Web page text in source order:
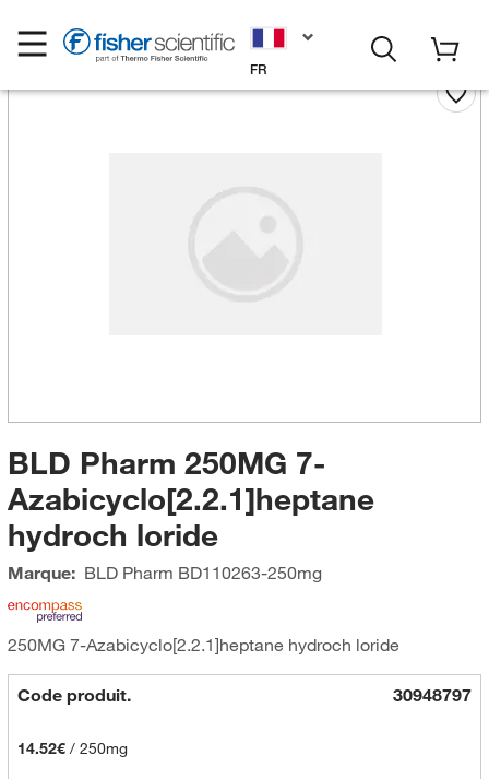
FR
BLD Pharm 250MG 7-
Azabicyclo[2.2.1]heptane
hydroch loride
Marque: BLD Pharm BD110263-250mg
250MG 7-Azabicyclo[2.2.1]heptane hydroch loride
Code produit. 30948797
14.52€/ 250mg